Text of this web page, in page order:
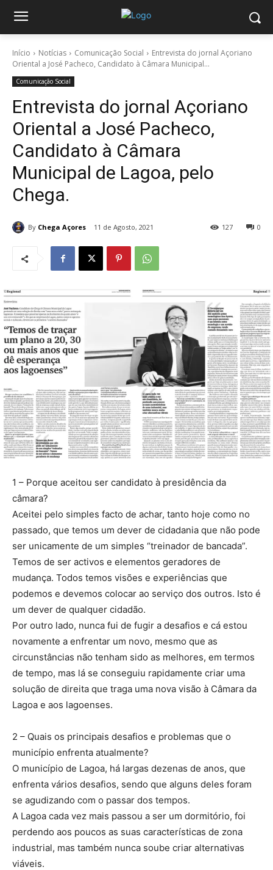
Início Notícias Comunicação Social
Entrevista do jornal Açoriano
Oriental a José Pacheco, Candidato à Câmara Municipal...
Comunicação Social
Entrevista do jornal Açoriano
Oriental a José Pacheco,
Candidato à Câmara
Municipal de Lagoa, pelo
Chega.
By Chega Açores 11 de Agosto, 2021 0
127
1 – Porque aceitou ser candidato à presidência da
câmara?
Aceitei pelo simples facto de achar, tanto hoje como no
passado, que temos um dever de cidadania que não pode
ser unicamente de um simples “treinador de bancada”.
Temos de ser activos e elementos geradores de
mudança. Todos temos visões e experiências que
podemos e devemos colocar ao serviço dos outros. Isto é
um dever de qualquer cidadão.
Por outro lado, nunca fui de fugir a desafios e cá estou
novamente a enfrentar um novo, mesmo que as
circunstâncias não tenham sido as melhores, em termos
de tempo, mas lá se conseguiu rapidamente criar uma
solução de direita que traga uma nova visão à Câmara da
Lagoa e aos lagoenses.
2 – Quais os principais desafios e problemas que o
município enfrenta atualmente?
O município de Lagoa, há largas dezenas de anos, que
enfrenta vários desafios, sendo que alguns deles foram
se agudizando com o passar dos tempos.
A Lagoa cada vez mais passou a ser um dormitório, foi
perdendo aos poucos as suas características de zona
industrial, mas também nunca soube criar alternativas
viáveis.